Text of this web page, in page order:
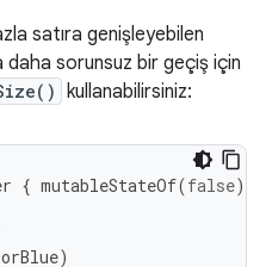
satıra genişleyebilen
sorunsuz bir geçiş için
kullanabilirsiniz:
{ mutableStateOf(false)
)